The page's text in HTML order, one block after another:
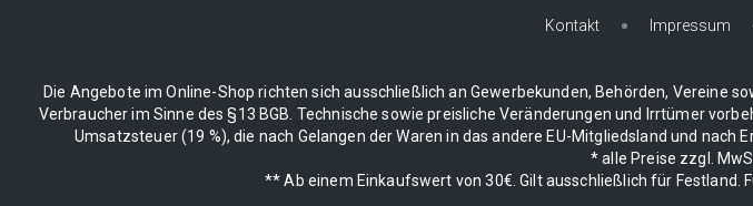
Kontakt Impressum
Die Angebote im Online-Shop richten sich ausschließlich an Gewerbekunden, Behörden, Vereine
Verbraucher im Sinne des §13 BGB. Technische sowie preisliche Veränderungen und Irrtümer
Umsatzsteuer (19 %), die nach Gelangen der Waren in das andere EU-Mitgliedsland und
* alle Preise zzgl.
** Ab einem Einkaufswert von 30€. Gilt ausschließlich für